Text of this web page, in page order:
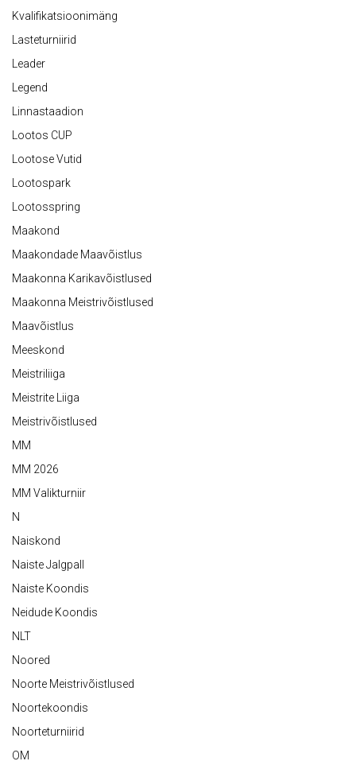
Kvalifikatsioonimäng
Lasteturniirid
Leader
Legend
Linnastaadion
Lootos CUP
Lootose Vutid
Lootospark
Lootosspring
Maakond
Maakondade Maavõistlus
Maakonna Karikavõistlused
Maakonna Meistrivõistlused
Maavõistlus
Meeskond
Meistriliiga
Meistrite Liiga
Meistrivõistlused
MM
MM 2026
MM Valikturniir
N
Naiskond
Naiste Jalgpall
Naiste Koondis
Neidude Koondis
NLT
Noored
Noorte Meistrivõistlused
Noortekoondis
Noorteturniirid
OM